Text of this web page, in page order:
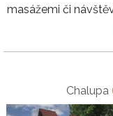
masážemi či
Chalupa